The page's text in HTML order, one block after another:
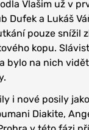
Vlašim už v
Dufek a Lukáš
pouze snížil
kopu.
bylo na nich
i nové posily
Diakite,